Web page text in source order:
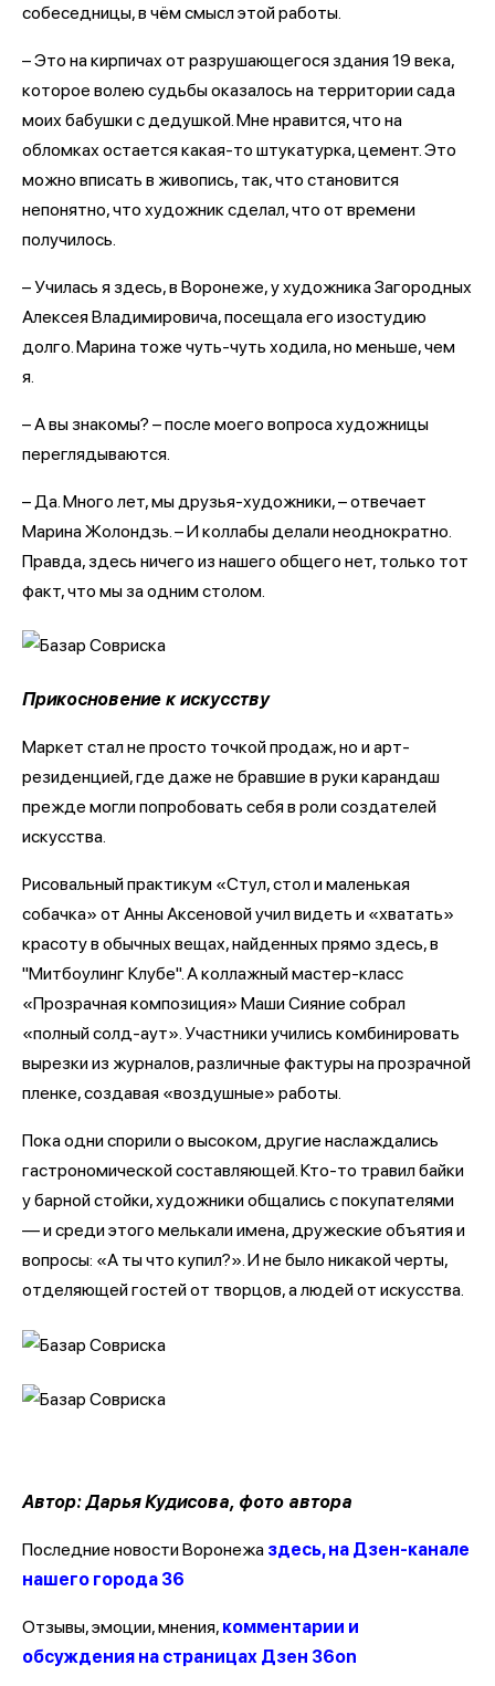
собеседницы, в чём смысл этой работы.
– Это на кирпичах от разрушающегося здания 19 века,
которое волею судьбы оказалось на территории сада
моих бабушки с дедушкой. Мне нравится, что на
обломках остается какая-то штукатурка, цемент. Это
можно вписать в живопись, так, что становится
непонятно, что художник сделал, что от времени
получилось.
– Училась я здесь, в Воронеже, у художника Загородных
Алексея Владимировича, посещала его изостудию
долго. Марина тоже чуть-чуть ходила, но меньше, чем
я.
– А вы знакомы? – после моего вопроса художницы
переглядываются.
– Да. Много лет, мы друзья-художники, – отвечает
Марина Жолондзь. – И коллабы делали неоднократно.
Правда, здесь ничего из нашего общего нет, только тот
факт, что мы за одним столом.
Прикосновение к искусству
Маркет стал не просто точкой продаж, но и арт-
резиденцией, где даже не бравшие в руки карандаш
прежде могли попробовать себя в роли создателей
искусства.
Рисовальный практикум «Стул, стол и маленькая
собачка» от Анны Аксеновой учил видеть и «хватать»
красоту в обычных вещах, найденных прямо здесь, в
"Митбоулинг Клубе". А коллажный мастер-класс
«Прозрачная композиция» Маши Сияние собрал
«полный солд-аут». Участники учились комбинировать
вырезки из журналов, различные фактуры на прозрачной
пленке, создавая «воздушные» работы.
Пока одни спорили о высоком, другие наслаждались
гастрономической составляющей. Кто-то травил байки
у барной стойки, художники общались с покупателями
— и среди этого мелькали имена, дружеские объятия и
вопросы: «А ты что купил?». И не было никакой черты,
отделяющей гостей от творцов, а людей от искусства.
Автор: Дарья Кудисова, фото автора
Последние новости Воронежа здесь, на Дзен-канале
нашего города 36
Отзывы, эмоции, мнения, комментарии и
обсуждения на страницах Дзен 36on